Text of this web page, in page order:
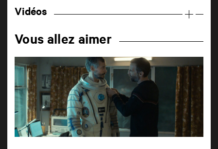
Vidéos
Vous allez aimer